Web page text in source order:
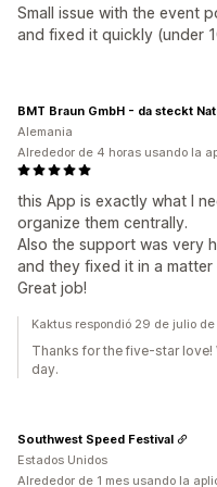
Small issue with the event
and fixed it quickly (under
this App is exactly what I
organize them centrally.
Also the support was very
and they fixed it in a matter
Great job!
BMT Braun GmbH - da steckt
Alemania
Alrededor de 4 horas usando la
Kaktus respondió 29 de julio
Thanks for the five-star
day.
Southwest Speed Festival
Estados Unidos
Alrededor de 1 mes usando la